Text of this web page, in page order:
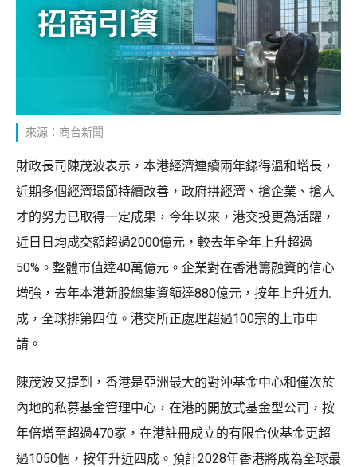
來源：商台新聞
財政長司陳茂波表示，本港經濟連續兩年錄得溫和增長，
近期多個經濟環節持續改善，政府拼經濟、搶企業、搶人
才的努力已取得一定成果，今年以來，港交投更為活躍，
近日日均成交額超過2000億元，較去年全年上升超過
50%。整體市值達40萬億元。企業對在香港籌融資的信心
增強，去年本港新股總集資額達880億元，按年上升近九
成，全球排第四位。港交所正處理超過100宗的上市申
請。
陳茂波又提到，香港是亞洲最大的對沖基金中心和僅次於
內地的私募基金管理中心，在港的開放式基金型公司，按
年倍增至超過470家，在港註冊成立的有限合伙基金更超
過1050個，按年升近四成。預計2028年香港將成為全球最